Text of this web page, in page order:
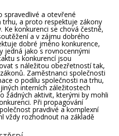
spravedlivé a otevřené
a proto respektuje zákony
Ke konkurenci se chová čestně,
a v zájmu dobrého
dobré jméno konkurence,
jedná jako s rovnocennými
s konkurencí jsou
s náležitou obezřetností tak,
Zaměstnanci společnosti
o podílu společnosti na trhu,
interních záležitostech
žádných aktivit, kterými by mohli
Při propagování
pravdivé a komplexní
vždy rozhodnout na základě